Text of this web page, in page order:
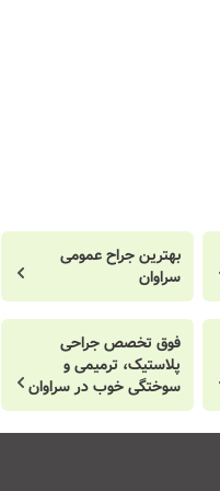
بهترین جراح عمومی
سراوان
فوق تخصص جراحی
پلاستیک، ترمیمی و
سوختگی خوب در سراوان